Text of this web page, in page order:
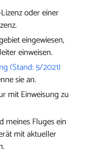
oder einer
eingewiesen,
einweisen.
(Stand: 5/2021)
sie an.
mit Einweisung zu
meines Fluges ein
mit aktueller